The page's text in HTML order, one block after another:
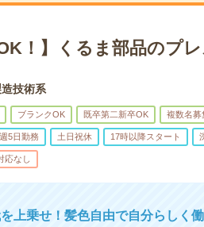
！】くるま部品のプ
技術系
ブランクOK 既卒第二新卒OK 複数名募
週5日勤務 土日祝休 17時以降スタート
応なし
上乗せ！髪色自由で自分らしく働